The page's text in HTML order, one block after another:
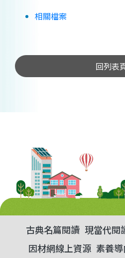
相關檔案
回列表
古典名篇閱讀 現當代閱
因材網線上資源 素養